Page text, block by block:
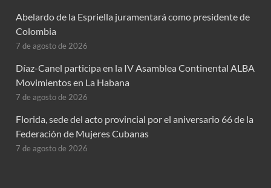
Abelardo de la Espriella juramentará como presidente de
Colombia
7 de agosto de 2026
Díaz-Canel participa en la IV Asamblea Continental ALBA
Movimientos en La Habana
7 de agosto de 2026
Florida, sede del acto provincial por el aniversario 66 de la
Federación de Mujeres Cubanas
7 de agosto de 2026